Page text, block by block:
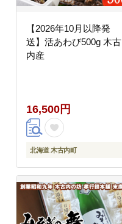
【2026年10月以降発
送】活あわび500g 木古
内産
16,500円
北海道 木古内町